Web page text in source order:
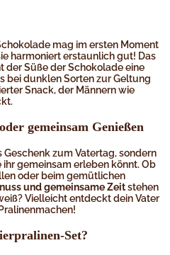
mag im ersten Moment
harmoniert erstaunlich gut! Das
der Süße der Schokolade eine
bei dunklen Sorten zur Geltung
Snack, der Männern wie
gemeinsam Genießen
zum Vatertag, sondern
gemeinsam erleben könnt. Ob
oder beim gemütlichen
und gemeinsame Zeitstehen
Vielleicht entdeckt dein Vater
Set?